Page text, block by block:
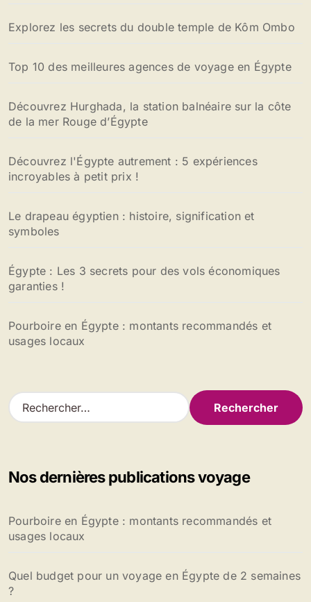
Explorez les secrets du double temple de Kôm Ombo
Top 10 des meilleures agences de voyage en Égypte
Découvrez Hurghada, la station balnéaire sur la côte
de la mer Rouge d’Égypte
Découvrez l'Égypte autrement : 5 expériences
incroyables à petit prix !
Le drapeau égyptien : histoire, signification et
symboles
Égypte : Les 3 secrets pour des vols économiques
garanties !
Pourboire en Égypte : montants recommandés et
usages locaux
R
e
r
e
r
Nos dernières publications voyage
Pourboire en Égypte : montants recommandés et
usages locaux
Quel budget pour un voyage en Égypte de 2 semaines
?